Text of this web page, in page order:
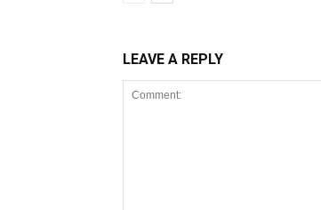
LEAVE A REPLY